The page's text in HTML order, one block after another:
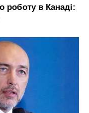
роботу в Канаді: